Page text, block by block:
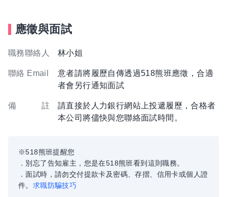
應徵與面試
職務聯絡人 林小姐
聯絡 Email
意者請將履歷自傳透過518熊班應徵，合適
者會另行通知面試
備 註
請直接於人力銀行網站上投遞履歷，合格者
本公司將儘快與您聯絡面試時間。
※518熊班提醒您
．別忘了告知雇主，您是在518熊班看到這則職務。
．面試時，請勿交付提款卡及密碼、存摺、信用卡或個人證
件。 求職防騙技巧